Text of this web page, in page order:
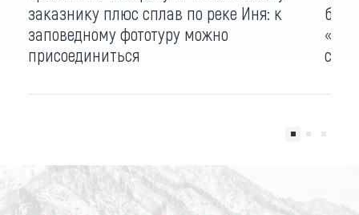
заказнику плюс сплав по реке Иня: к
заповедному фототуру можно
присоединиться